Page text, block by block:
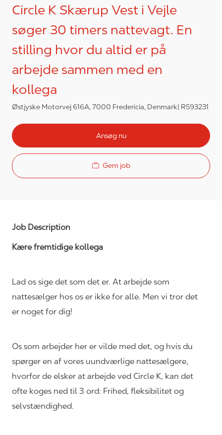
Circle K Skærup Vest i Vejle
søger 30 timers nattevagt. En
stilling hvor du altid er på
arbejde sammen med en
kollega
Østjyske Motorvej 616A, 7000 Fredericia, Denmark R593231
Ansøg nu
Gem job
Job Description
Kære fremtidige kollega
Lad os sige det som det er. At arbejde som
nattesælger hos os er ikke for alle. Men vi tror det
er noget for dig!
Os som arbejder her er vilde med det, og hvis du
spørger en af vores uundværlige nattesælgere,
hvorfor de elsker at arbejde ved Circle K, kan det
ofte koges ned til 3 ord: Frihed, fleksibilitet og
selvstændighed.